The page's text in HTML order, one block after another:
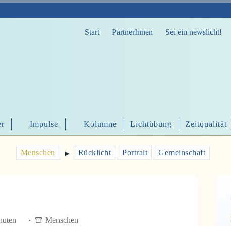
Start PartnerInnen Sei ein newslicht!
Impulse Kolumne Lichtübung Zeitqualität
Menschen ▶︎ Rücklicht Portrait Gemeinschaft
– Menschen